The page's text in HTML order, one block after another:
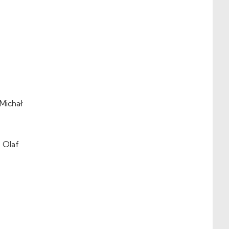
Olaf